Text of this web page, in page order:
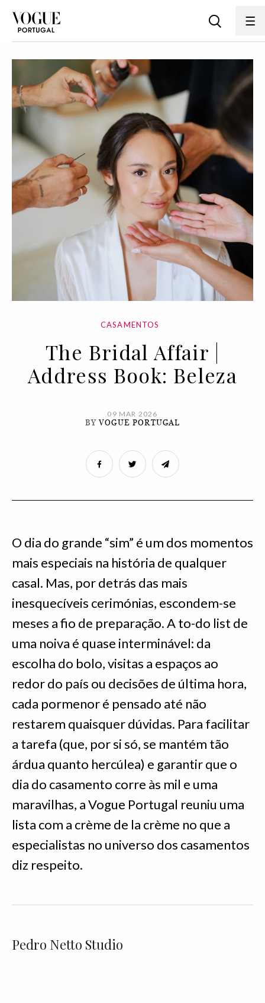
CASAMENTOS
The Bridal Affair |
Address Book: Beleza
09 MAR 2026
BYVOGUE PORTUGAL
O dia do grande “sim” é um dos momentos
mais especiais na história de qualquer
casal. Mas, por detrás das mais
inesquecíveis cerimónias, escondem-se
meses a fio de preparação. A to-do list de
uma noiva é quase interminável: da
escolha do bolo, visitas a espaços ao
redor do país ou decisões de última hora,
cada pormenor é pensado até não
restarem quaisquer dúvidas. Para facilitar
a tarefa (que, por si só, se mantém tão
árdua quanto hercúlea) e garantir que o
dia do casamento corre às mil e uma
maravilhas, a Vogue Portugal reuniu uma
lista com a crème de la crème no que a
especialistas no universo dos casamentos
diz respeito.
Pedro Netto Studio